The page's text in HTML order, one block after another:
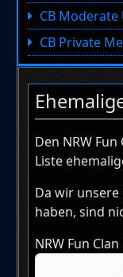
CB
CB Private
Den NRW
Liste
Da wir
haben, sind
NRW Fun